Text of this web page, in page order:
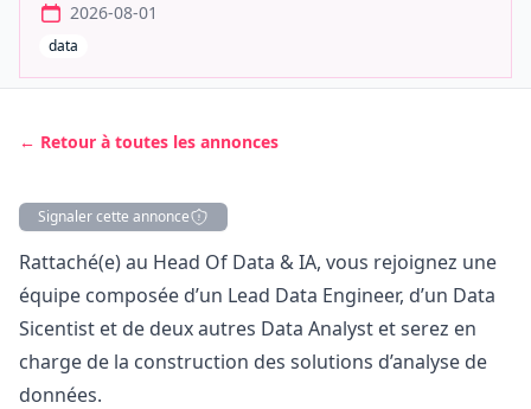
2026-08-01
data
← Retour à toutes les annonces
Signaler cette annonce
Description
Rattaché(e) au Head Of Data & IA, vous rejoignez une
équipe composée d’un Lead Data Engineer, d’un Data
Sicentist et de deux autres Data Analyst et serez en
charge de la construction des solutions d’analyse de
données.